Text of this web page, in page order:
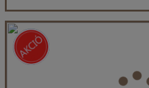
PILLANTÁS
Város: